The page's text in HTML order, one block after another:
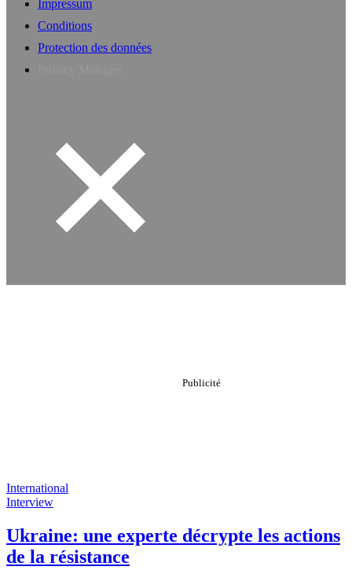
Impressum
Conditions
Protection des données
International
Interview
Ukraine: une experte décrypte les actions
de la résistance